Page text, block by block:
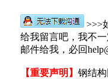
>>>
给我留言吧，我不
邮件给我，必回
【重要声明】 钢结